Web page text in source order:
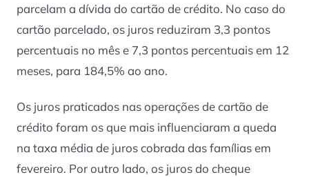
parcelam a dívida do cartão de crédito. No caso do
cartão parcelado, os juros reduziram 3,3 pontos
percentuais no mês e 7,3 pontos percentuais em 12
meses, para 184,5% ao ano.
Os juros praticados nas operações de cartão de
crédito foram os que mais influenciaram a queda
na taxa média de juros cobrada das famílias em
fevereiro. Por outro lado, os juros do cheque